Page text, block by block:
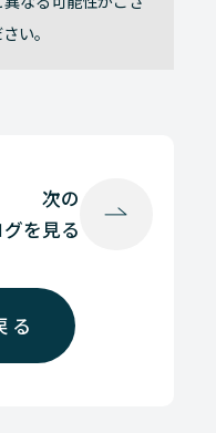
い。
る
次の
グを見る